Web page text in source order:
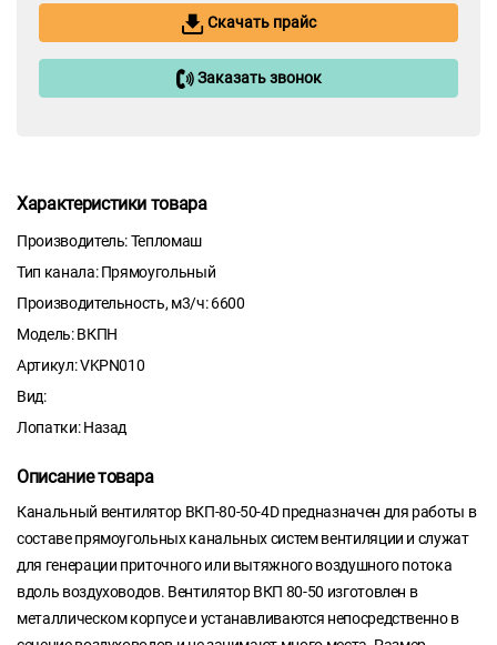
Скачать прайс
Заказать звонок
Характеристики товара
Производитель: Тепломаш
Тип канала: Прямоугольный
Производительность, м3/ч: 6600
Модель: ВКПН
Артикул: VKPN010
Вид:
Лопатки: Назад
Описание товара
Канальный вентилятор ВКП-80-50-4D предназначен для работы в
составе прямоугольных канальных систем вентиляции и служат
для генерации приточного или вытяжного воздушного потока
вдоль воздуховодов. Вентилятор ВКП 80-50 изготовлен в
металлическом корпусе и устанавливаются непосредственно в